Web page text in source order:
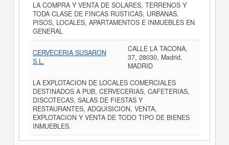
LA COMPRA Y VENTA DE SOLARES, TERRENOS Y
TODA CLASE DE FINCAS RUSTICAS, URBANAS,
PISOS, LOCALES, APARTAMENTOS E INMUEBLES EN
GENERAL
CERVECERIA SUSARON
S.L.
CALLE LA TACONA,
37, 28030, Madrid,
MADRID
LA EXPLOTACION DE LOCALES COMERCIALES
DESTINADOS A PUB, CERVECERIAS, CAFETERIAS,
DISCOTECAS, SALAS DE FIESTAS Y
RESTAURANTES, ADQUISICION, VENTA,
EXPLOTACION Y VENTA DE TODO TIPO DE BIENES
INMUEBLES.